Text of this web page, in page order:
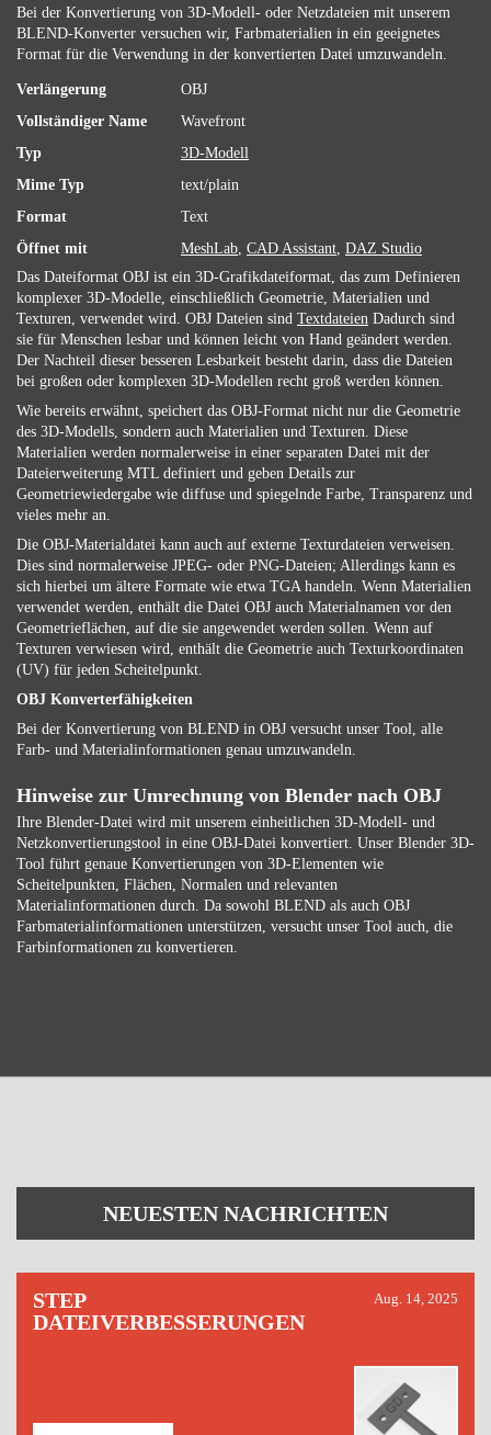
Bei der Konvertierung von 3D-Modell- oder Netzdateien mit unserem
BLEND-Konverter versuchen wir, Farbmaterialien in ein geeignetes
Format für die Verwendung in der konvertierten Datei umzuwandeln.
Verlängerung
OBJ
Vollständiger Name
Wavefront
Typ
3D-Modell
Mime Typ
text/plain
Format
Text
Öffnet mit
MeshLab, CAD Assistant, DAZ Studio
Das Dateiformat OBJ ist ein 3D-Grafikdateiformat, das zum Definieren
komplexer 3D-Modelle, einschließlich Geometrie, Materialien und
Texturen, verwendet wird. OBJ Dateien sind Textdateien Dadurch sind
sie für Menschen lesbar und können leicht von Hand geändert werden.
Der Nachteil dieser besseren Lesbarkeit besteht darin, dass die Dateien
bei großen oder komplexen 3D-Modellen recht groß werden können.
Wie bereits erwähnt, speichert das OBJ-Format nicht nur die Geometrie
des 3D-Modells, sondern auch Materialien und Texturen. Diese
Materialien werden normalerweise in einer separaten Datei mit der
Dateierweiterung MTL definiert und geben Details zur
Geometriewiedergabe wie diffuse und spiegelnde Farbe, Transparenz und
vieles mehr an.
Die OBJ-Materialdatei kann auch auf externe Texturdateien verweisen.
Dies sind normalerweise JPEG- oder PNG-Dateien; Allerdings kann es
sich hierbei um ältere Formate wie etwa TGA handeln. Wenn Materialien
verwendet werden, enthält die Datei OBJ auch Materialnamen vor den
Geometrieflächen, auf die sie angewendet werden sollen. Wenn auf
Texturen verwiesen wird, enthält die Geometrie auch Texturkoordinaten
(UV) für jeden Scheitelpunkt.
OBJ Konverterfähigkeiten
Bei der Konvertierung von BLEND in OBJ versucht unser Tool, alle
Farb- und Materialinformationen genau umzuwandeln.
Hinweise zur Umrechnung von Blender nach OBJ
Ihre Blender-Datei wird mit unserem einheitlichen 3D-Modell- und
Netzkonvertierungstool in eine OBJ-Datei konvertiert. Unser Blender 3D-
Tool führt genaue Konvertierungen von 3D-Elementen wie
Scheitelpunkten, Flächen, Normalen und relevanten
Materialinformationen durch. Da sowohl BLEND als auch OBJ
Farbmaterialinformationen unterstützen, versucht unser Tool auch, die
Farbinformationen zu konvertieren.
NEUESTEN NACHRICHTEN
STEP
DATEIVERBESSERUNGEN
Aug. 14, 2025